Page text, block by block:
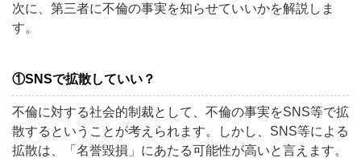
次に、第三者に不倫の事実を知らせていいかを解説しま
す。
①SNSで拡散していい？
不倫に対する社会的制裁として、不倫の事実をSNS等で拡
散するということが考えられます。しかし、SNS等による
拡散は、「名誉毀損」にあたる可能性が高いと言えます。